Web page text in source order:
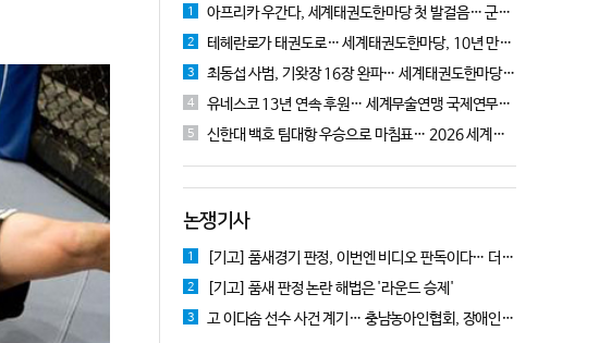
1 아프리카 우간다, 세계태권도한마당 첫 발걸음… 군의관 콘데 "잊지 못할 경험"
2 테헤란로가 태권도로… 세계태권도한마당, 10년 만에 국기원서 개막!
3 최동섭 사범, 기왓장 16장 완파… 세계태권도한마당 주먹격파 우승
4 유네스코 13년 연속 후원… 세계무술연맹 국제연무대회 10월 충주서 개막
5 신한대 백호 팀대항 우승으로 마침표… 2026 세계태권도한마당 폐막
논쟁기사
1 [기고] 품새경기 판정, 이번엔 비디오 판독이다… 더 이상 미룰 수 없다
2 [기고] 품새 판정 논란 해법은 '라운드 승제'
3 고 이다솜 선수 사건 계기… 충남농아인협회, 장애인체육 제도개선 9개 정책 제안